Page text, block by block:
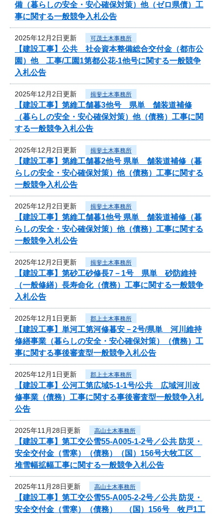
備（暮らしの安全・安心確保対策）他（ゼロ県債）工
事に関する一般競争入札公告
2025年12月2日更新 可茂土木事務所
【建設工事】公共 社会資本整備総合交付金（都市公
園）他 工事/工園1第都公花-1他号に関する一般競争
入札公告
2025年12月2日更新 揖斐土木事務所
【建設工事】第維工舗暮3他号 県単 舗装道補修
（暮らしの安全・安心確保対策）他（債務）工事に関
する一般競争入札公告
2025年12月2日更新 揖斐土木事務所
【建設工事】第維工舗暮2他号 県単 舗装道補修（暮
らしの安全・安心確保対策）他（債務）工事に関する
一般競争入札公告
2025年12月2日更新 揖斐土木事務所
【建設工事】第維工舗暮1他号 県単 舗装道補修（暮
らしの安全・安心確保対策）他（債務）工事に関する
一般競争入札公告
2025年12月2日更新 揖斐土木事務所
【建設工事】第砂工砂修長7－1号 県単 砂防維持
（一般修繕）長寿命化（債務）工事に関する一般競争
入札公告
2025年12月1日更新 郡上土木事務所
【建設工事】単河工第河修暮安－2号/県単 河川維持
修繕事業（暮らしの安全・安心確保対策）（債務）工
事に関する事後審査型一般競争入札公告
2025年12月1日更新 郡上土木事務所
【建設工事】公河工第広域5-1-1号/公共 広域河川改
修事業（債務）工事に関する事後審査型一般競争入札
公告
2025年11月28日更新 高山土木事務所
【建設工事】第工交公雪55-A005-1-2号／公共 防災・
安全交付金（雪寒）（債務）（国）156号大牧工区
堆雪幅拡幅工事に関する一般競争入札公告
2025年11月28日更新 高山土木事務所
【建設工事】第工交公雪55-A005-2-2号／公共 防災・
安全交付金（雪寒）（債務） （国）156号 牧戸1工